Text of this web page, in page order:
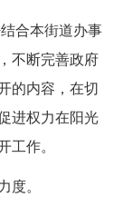
合本街道办事
不断完善政府
的内容，在切
进权力在阳光
工作。
度。